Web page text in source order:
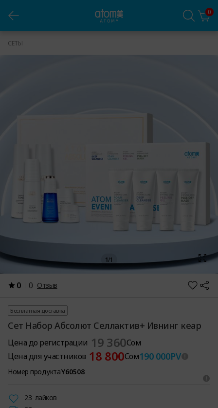
0
СЕТЫ
Сет Набор Абсолют Селлактив+ Ивнинг кеар
1/1
0 0 Отзыв
Бесплатная доставка
Сет Набор Абсолют Селлактив+ Ивнинг кеар
Цена до регистрации 19 360Сом
Цена для участников 18 800Сом190 000PV
Номер продуктаY60508
23 лайков